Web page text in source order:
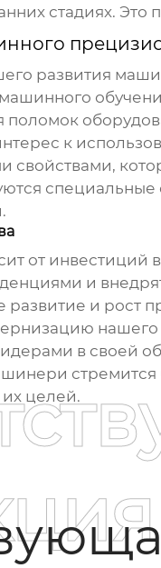
стадиях.
развития
поломок
к
.
от
и
и рост
в
стремится
целей.